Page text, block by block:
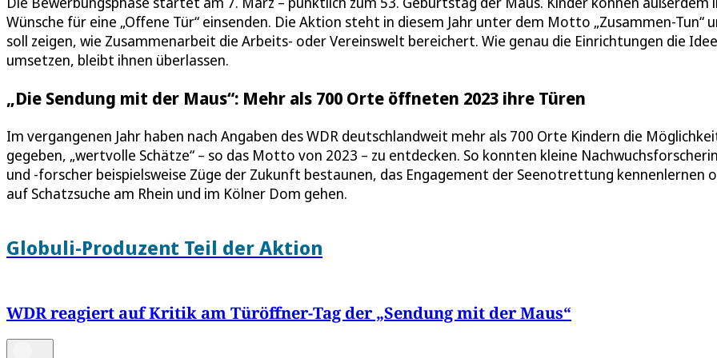
Wünsche für eine „Offene Tür“ einsenden. Die Aktion steht in diesem Jahr unter dem Motto „Zusammen-Tun“
soll zeigen, wie Zusammenarbeit die Arbeits- oder Vereinswelt bereichert. Wie genau die Einrichtungen die Idee
umsetzen, bleibt ihnen überlassen.
„Die Sendung mit der Maus“: Mehr als 700 Orte öffneten 2023 ihre Türen
Im vergangenen Jahr haben nach Angaben des WDR deutschlandweit mehr als 700 Orte Kindern die
gegeben, „wertvolle Schätze“ – so das Motto von 2023 – zu entdecken. So konnten kleine
und -forscher beispielsweise Züge der Zukunft bestaunen, das Engagement der Seenotrettung kennenlernen
auf Schatzsuche am Rhein und im Kölner Dom gehen.
Globuli-Produzent Teil der Aktion
WDR reagiert auf Kritik am Türöffner-Tag der „Sendung mit der Maus“